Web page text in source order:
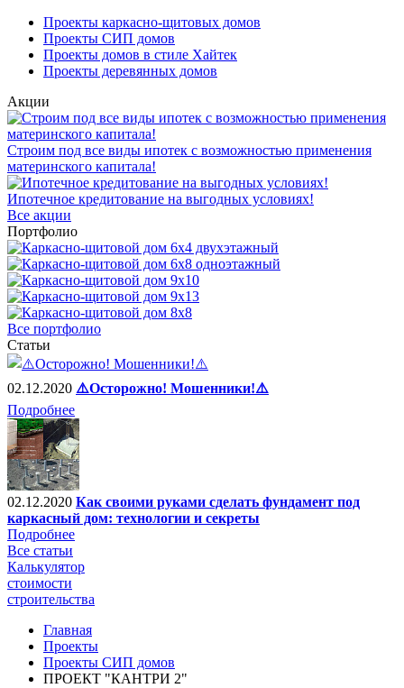
Проекты каркасно-щитовых домов
Проекты СИП домов
Проекты домов в стиле Хайтек
Проекты деревянных домов
Акции
Строим под все виды ипотек с возможностью применения
материнского капитала!
Ипотечное кредитование на выгодных условиях!
Все акции
Портфолио
Все портфолио
Статьи
02.12.2020 ⚠️Осторожно! Мошенники!⚠️
Подробнее
02.12.2020 Как своими руками сделать фундамент под
каркасный дом: технологии и секреты
Подробнее
Все статьи
Калькулятор
стоимости
строительства
Главная
Проекты
Проекты СИП домов
ПРОЕКТ "КАНТРИ 2"